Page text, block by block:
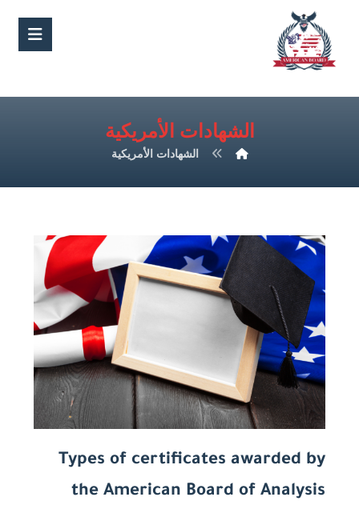
الشهادات الأمريكية
الشهادات الأمريكية
Types of certificates awarded by
the American Board of Analysis